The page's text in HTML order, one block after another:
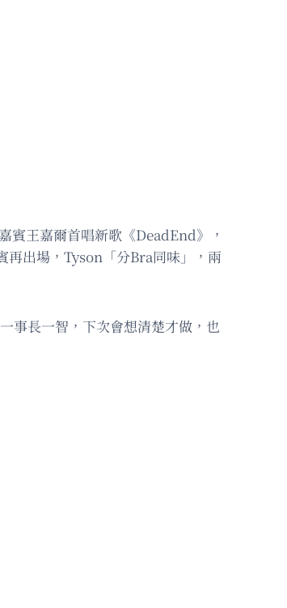
王嘉爾首唱新歌《DeadEnd》，
出場，Tyson「分Bra同味」，兩
事長一智，下次會想清楚才做，也